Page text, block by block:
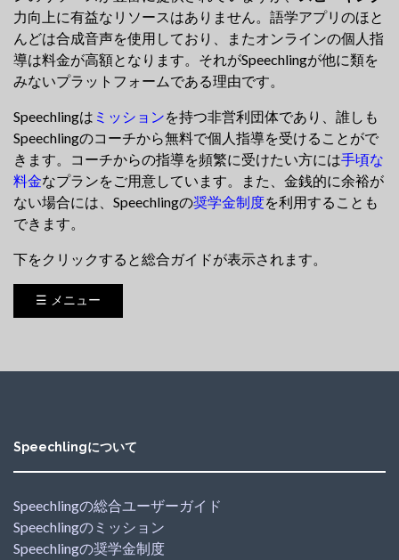
力向上に有益なリソースはありません。語学アプリのほと
んどは合成音声を使用しており、またオンラインの個人指
導は料金が高額となります。それがSpeechlingが他に類を
みないプラットフォームである理由です。
Speechlingは ミッションを持つ非営利団体であり、誰しも
Speechlingのコーチから無料で個人指導を受けることがで
きます。コーチからの指導を頻繁に受けたい方には手頃な
料金なプランをご用意しています。また、金銭的に余裕が
ない場合には、Speechlingの奨学金制度を利用することも
できます。
下をクリックすると総合ガイドが表示されます。
☰ メニュー
Speechlingについて
Speechlingの総合ユーザーガイド
Speechlingのミッション
Speechlingの奨学金制度